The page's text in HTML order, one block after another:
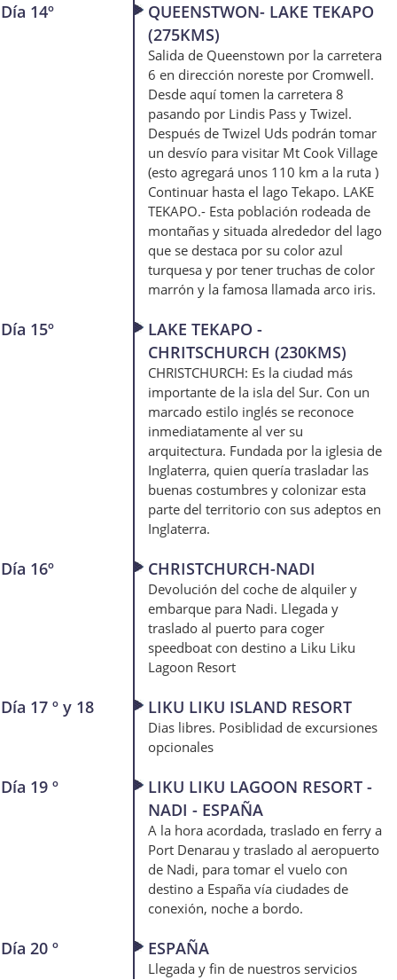
Día 14º
QUEENSTWON- LAKE TEKAPO
(275KMS)
Salida de Queenstown por la carretera
6 en dirección noreste por Cromwell.
Desde aquí tomen la carretera 8
pasando por Lindis Pass y Twizel.
Después de Twizel Uds podrán tomar
un desvío para visitar Mt Cook Village
(esto agregará unos 110 km a la ruta )
Continuar hasta el lago Tekapo. LAKE
TEKAPO.- Esta población rodeada de
montañas y situada alrededor del lago
que se destaca por su color azul
turquesa y por tener truchas de color
marrón y la famosa llamada arco iris.
Día 15º
LAKE TEKAPO -
CHRITSCHURCH (230KMS)
CHRISTCHURCH: Es la ciudad más
importante de la isla del Sur. Con un
marcado estilo inglés se reconoce
inmediatamente al ver su
arquitectura. Fundada por la iglesia de
Inglaterra, quien quería trasladar las
buenas costumbres y colonizar esta
parte del territorio con sus adeptos en
Inglaterra.
Día 16º CHRISTCHURCH-NADI
Devolución del coche de alquiler y
embarque para Nadi. Llegada y
traslado al puerto para coger
speedboat con destino a Liku Liku
Lagoon Resort
Día 17 º y 18 LIKU LIKU ISLAND RESORT
Dias libres. Posiblidad de excursiones
opcionales
Día 19 º
LIKU LIKU LAGOON RESORT -
NADI - ESPAÑA
A la hora acordada, traslado en ferry a
Port Denarau y traslado al aeropuerto
de Nadi, para tomar el vuelo con
destino a España vía ciudades de
conexión, noche a bordo.
Día 20 º ESPAÑA
Llegada y fin de nuestros servicios